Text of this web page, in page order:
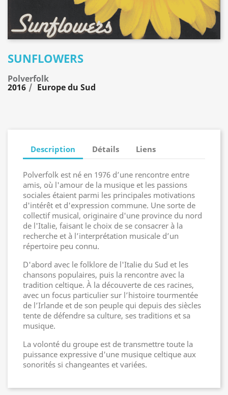
SUNFLOWERS
Polverfolk
2016 Europe du Sud
Description Détails Liens
Polverfolk est né en 1976 d’une rencontre entre
amis, où l'amour de la musique et les passions
sociales étaient parmi les principales motivations
d'intérêt et d'expression commune. Une sorte de
collectif musical, originaire d'une province du nord
de l'Italie, faisant le choix de se consacrer à la
recherche et à l’interprétation musicale d’un
répertoire peu connu.
D'abord avec le folklore de l'Italie du Sud et les
chansons populaires, puis la rencontre avec la
tradition celtique. À la découverte de ces racines,
avec un focus particulier sur l’histoire tourmentée
de l’Irlande et de son peuple qui depuis des siècles
tente de défendre sa culture, ses traditions et sa
musique.
La volonté du groupe est de transmettre toute la
puissance expressive d'une musique celtique aux
sonorités si changeantes et variées.